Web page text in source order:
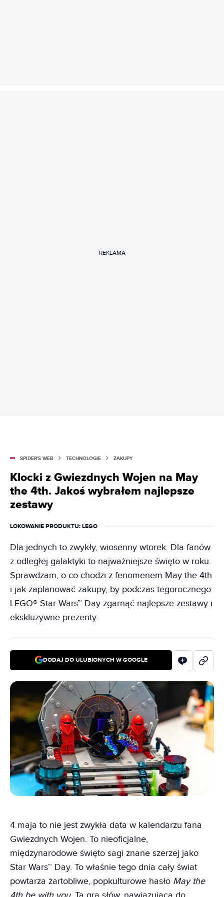
REKLAMA
SPIDER'S WEB TECHNOLOGIE ZAKUPY
Klocki z Gwiezdnych Wojen na May
the 4th. Jakoś wybrałem najlepsze
zestawy
LOKOWANIE PRODUKTU: LEGO
Dla jednych to zwykły, wiosenny wtorek. Dla fanów
z odległej galaktyki to najważniejsze święto w roku.
Sprawdzam, o co chodzi z fenomenem May the 4th
i jak zaplanować zakupy, by podczas tegorocznego
LEGO® Star Wars™ Day zgarnąć najlepsze zestawy i
ekskluzywne prezenty.
DODAJ DO ULUBIONYCH W GOOGLE
4 maja to nie jest zwykła data w kalendarzu fana
Gwiezdnych Wojen. To nieoficjalne,
międzynarodowe święto sagi znane szerzej jako
Star Wars™ Day. To właśnie tego dnia cały świat
powtarza żartobliwe, popkulturowe hasło May the